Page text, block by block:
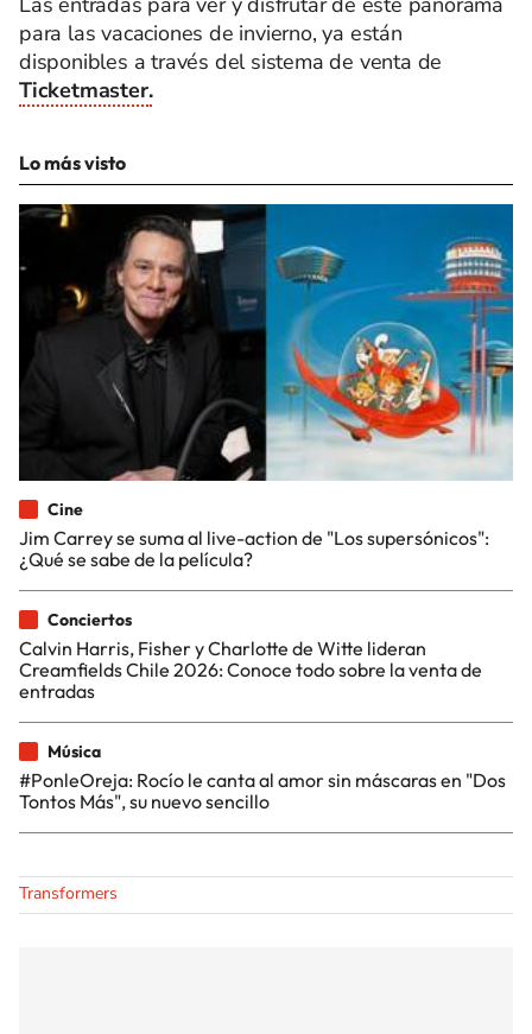
para las vacaciones de invierno, ya están
disponibles a través del sistema de venta de
Ticketmaster.
Lo más visto
Cine
Jim Carrey se suma al live-action de "Los supersónicos":
¿Qué se sabe de la película?
Conciertos
Calvin Harris, Fisher y Charlotte de Witte lideran
Creamfields Chile 2026: Conoce todo sobre la venta de
entradas
Música
#PonleOreja: Rocío le canta al amor sin máscaras en "Dos
Tontos Más", su nuevo sencillo
Transformers